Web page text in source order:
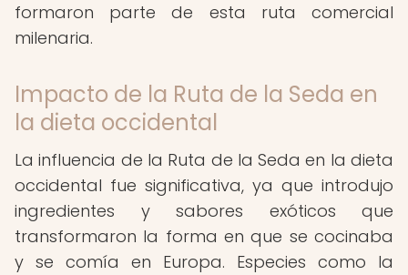
formaron parte de esta ruta comercial
milenaria.
Impacto de la Ruta de la Seda en
la dieta occidental
La influencia de la Ruta de la Seda en la dieta
occidental fue significativa, ya que introdujo
ingredientes y sabores exóticos que
transformaron la forma en que se cocinaba
y se comía en Europa. Especies como la